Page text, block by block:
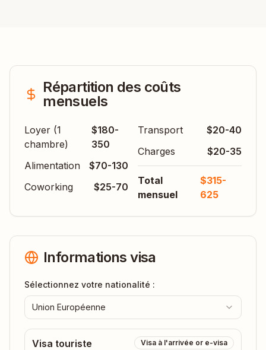
Répartition des coûts
mensuels
Loyer (1
chambre)
$180-
350
Alimentation
$70-130
Coworking
$25-70
Transport
$20-40
Charges
$20-35
Total
mensuel
$315-
625
Informations visa
Sélectionnez votre nationalité :
Union Européenne
Visa touriste Visa à l'arrivée or e-visa